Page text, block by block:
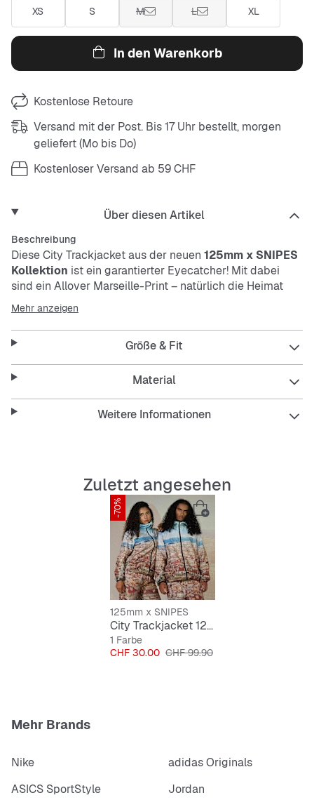
XS S M L XL
In den Warenkorb
Kostenlose Retoure
Versand mit der Post. Bis 17 Uhr bestellt, morgen
geliefert (Mo bis Do)
Kostenloser Versand ab 59 CHF
Über diesen Artikel
Beschreibung
Diese City Trackjacket aus der neuen 125mm x SNIPES
Kollektion ist ein garantierter Eyecatcher! Mit dabei
sind ein Allover Marseille-Print – natürlich die Heimat
von Escalope und seiner Brand 125mm –, eine große
Kapuze, seitliche Taschen, elastische Bündchen an der
Hüfte und an den Ärmeln sowie ein 125mm Logo auf der
Brust.
Features:
elastische Bündchen
Mehr anzeigen
Größe & Fit
Material
Weitere Informationen
Zuletzt angesehen
-70%
125mm x SNIPES
City Trackjacket 125mm x SNIPES
1 Farbe
Preis
CHF 30.00 Originalpreis
CHF 99.90
Mehr Brands
Nike
adidas Originals
ASICS SportStyle
Jordan